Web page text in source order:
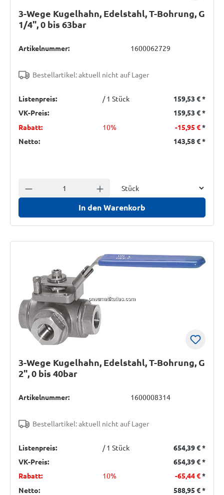
3-Wege Kugelhahn, Edelstahl, T-Bohrung, G
1/4", 0 bis 63bar
Artikelnummer: 1600062729
Bestellartikel: aktuell nicht auf Lager
Listenpreis: / 1 Stück 159,53 €*
VK-Preis:
159,53 €*
Rabatt:
10% -15,95 €*
Netto:
143,58 €*
Anzahl verringern Anzahl erhöhen
In den Warenkorb
3-Wege Kugelhahn, Edelstahl, T-Bohrung, G
2", 0 bis 40bar
Artikelnummer: 1600008314
Bestellartikel: aktuell nicht auf Lager
Listenpreis: / 1 Stück 654,39 €*
VK-Preis:
654,39 €*
Rabatt:
10% -65,44 €*
Netto:
588,95 €*